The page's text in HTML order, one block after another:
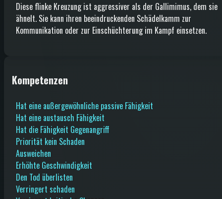
Diese flinke Kreuzung ist aggressiver als der Gallimimus, dem sie
ähnelt. Sie kann ihren beeindruckenden Schädelkamm zur
Kommunikation oder zur Einschüchterung im Kampf einsetzen.
Kompetenzen
Hat eine außergewöhnliche passive Fähigkeit
Hat eine austausch Fähigkeit
Hat die Fähigkeit Gegenangriff
Priorität kein Schaden
Ausweichen
Erhöhte Geschwindigkeit
Den Tod überlisten
Verringert schaden